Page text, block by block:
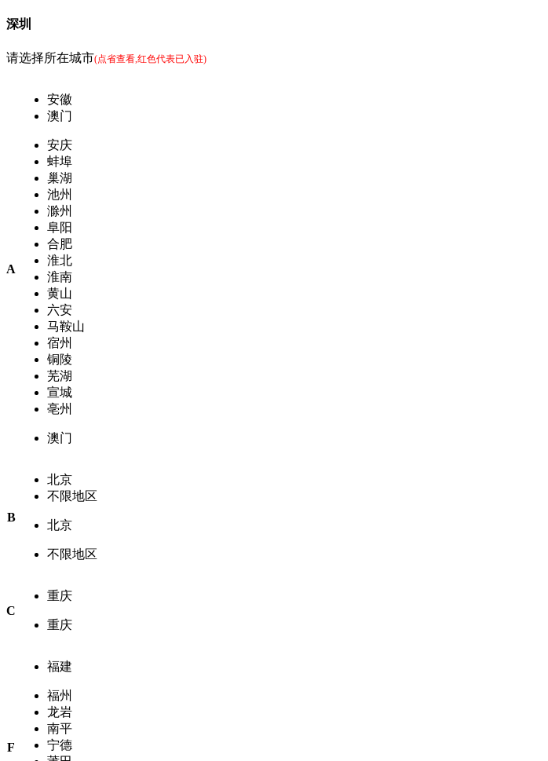
深圳
请选择所在城市(点省查看,红色代表已入驻)
A
安徽
澳门
安庆
蚌埠
巢湖
池州
滁州
阜阳
合肥
淮北
淮南
黄山
六安
马鞍山
宿州
铜陵
芜湖
宣城
亳州
澳门
B
北京
不限地区
北京
不限地区
C
重庆
重庆
F
福建
福州
龙岩
南平
宁德